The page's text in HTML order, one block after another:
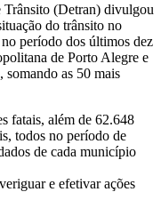
Trânsito (Detran) divulgou
do trânsito no
período dos últimos dez
de Porto Alegre e
somando as 50 mais
fatais, além de 62.648
todos no período de
de cada município
e efetivar ações